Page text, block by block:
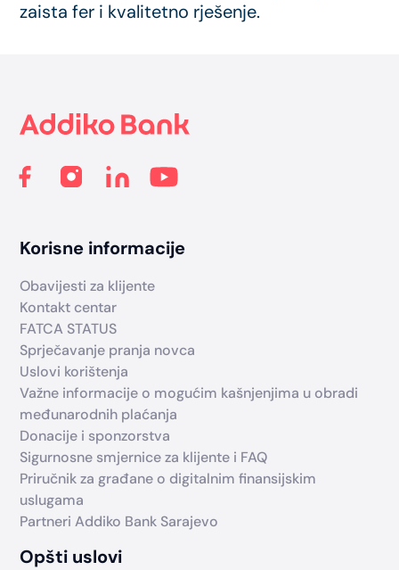
zaista fer i kvalitetno rješenje.
Korisne informacije
Obavijesti za klijente
Kontakt centar
FATCA STATUS
Sprječavanje pranja novca
Uslovi korištenja
Važne informacije o mogućim kašnjenjima u obradi
međunarodnih plaćanja
Donacije i sponzorstva
Sigurnosne smjernice za klijente i FAQ
Priručnik za građane o digitalnim finansijskim
uslugama
Partneri Addiko Bank Sarajevo
Opšti uslovi